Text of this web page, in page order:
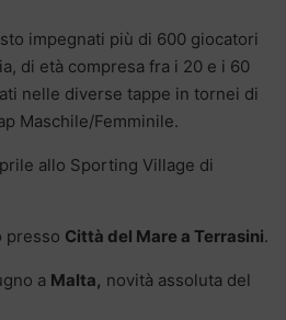
impegnati più di 600 giocatori
di età compresa fra i 20 e i 60
nelle diverse tappe in tornei di
Maschile/Femminile.
allo Sporting Village di
presso Città del Mare a Terrasini.
a Malta, novità assoluta del